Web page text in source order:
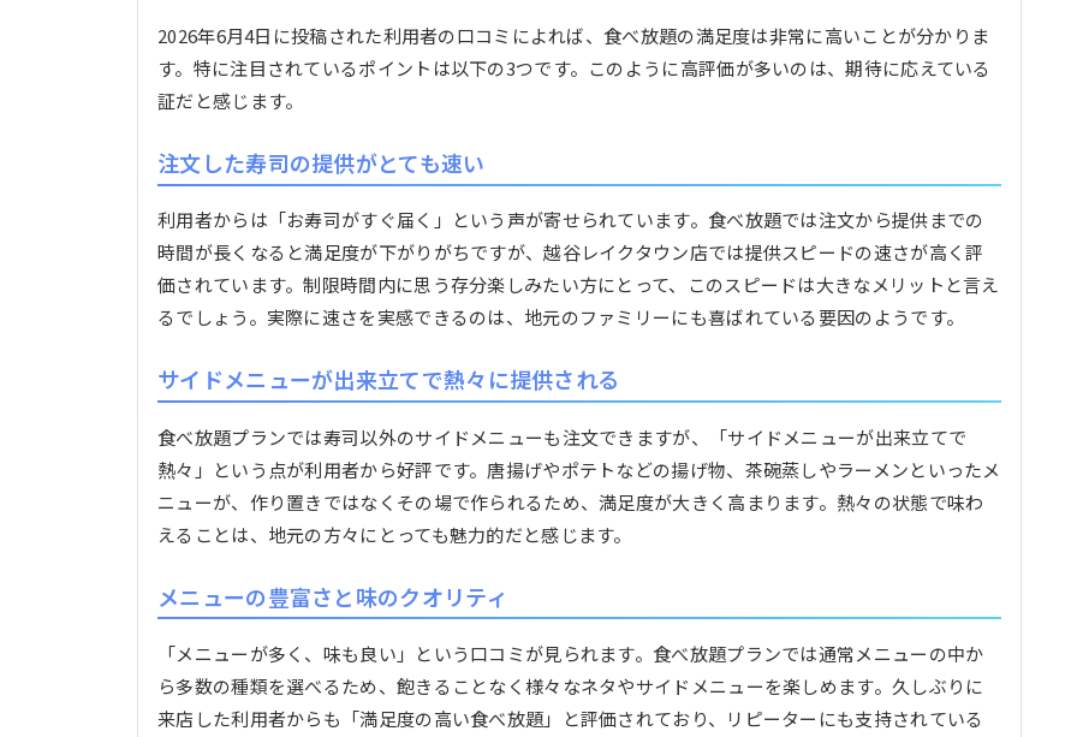
2026年6月4日に投稿された利用者の口コミによれば、食べ放題の満足度は非常に高いことが分かりま
す。特に注目されているポイントは以下の3つです。このように高評価が多いのは、期待に応えている
証だと感じます。
注文した寿司の提供がとても速い
利用者からは「お寿司がすぐ届く」という声が寄せられています。食べ放題では注文から提供までの
時間が長くなると満足度が下がりがちですが、越谷レイクタウン店では提供スピードの速さが高く評
価されています。制限時間内に思う存分楽しみたい方にとって、このスピードは大きなメリットと言え
るでしょう。実際に速さを実感できるのは、地元のファミリーにも喜ばれている要因のようです。
サイドメニューが出来立てで熱々に提供される
食べ放題プランでは寿司以外のサイドメニューも注文できますが、「サイドメニューが出来立てで
熱々」という点が利用者から好評です。唐揚げやポテトなどの揚げ物、茶碗蒸しやラーメンといったメ
ニューが、作り置きではなくその場で作られるため、満足度が大きく高まります。熱々の状態で味わ
えることは、地元の方々にとっても魅力的だと感じます。
メニューの豊富さと味のクオリティ
「メニューが多く、味も良い」という口コミが見られます。食べ放題プランでは通常メニューの中か
ら多数の種類を選べるため、飽きることなく様々なネタやサイドメニューを楽しめます。久しぶりに
来店した利用者からも「満足度の高い食べ放題」と評価されており、リピーターにも支持されている